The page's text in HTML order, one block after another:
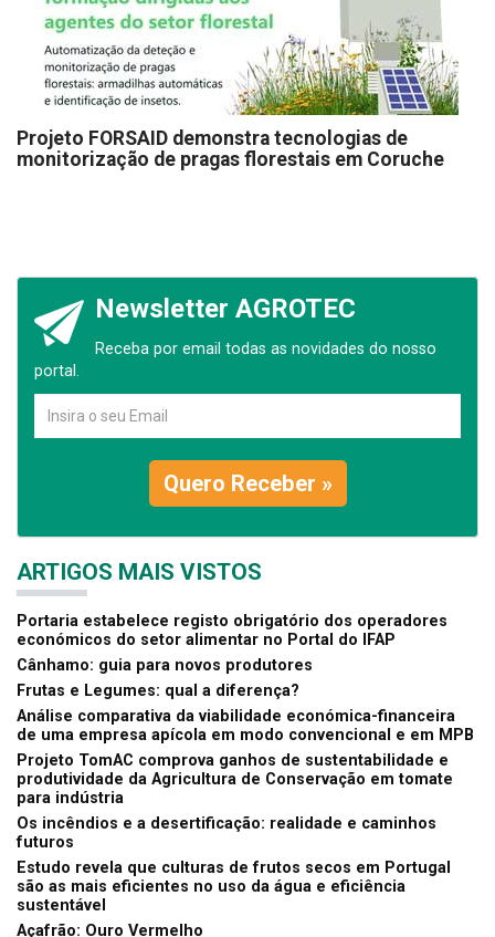
Projeto FORSAID demonstra tecnologias de
monitorização de pragas florestais em Coruche
Newsletter AGROTEC
Receba por email todas as novidades do nosso
portal.
Quero Receber »
ARTIGOS MAIS VISTOS
Portaria estabelece registo obrigatório dos operadores
económicos do setor alimentar no Portal do IFAP
Cânhamo: guia para novos produtores
Frutas e Legumes: qual a diferença?
Análise comparativa da viabilidade económica-financeira
de uma empresa apícola em modo convencional e em MPB
Projeto TomAC comprova ganhos de sustentabilidade e
produtividade da Agricultura de Conservação em tomate
para indústria
Os incêndios e a desertificação: realidade e caminhos
futuros
Estudo revela que culturas de frutos secos em Portugal
são as mais eficientes no uso da água e eficiência
sustentável
Açafrão: Ouro Vermelho